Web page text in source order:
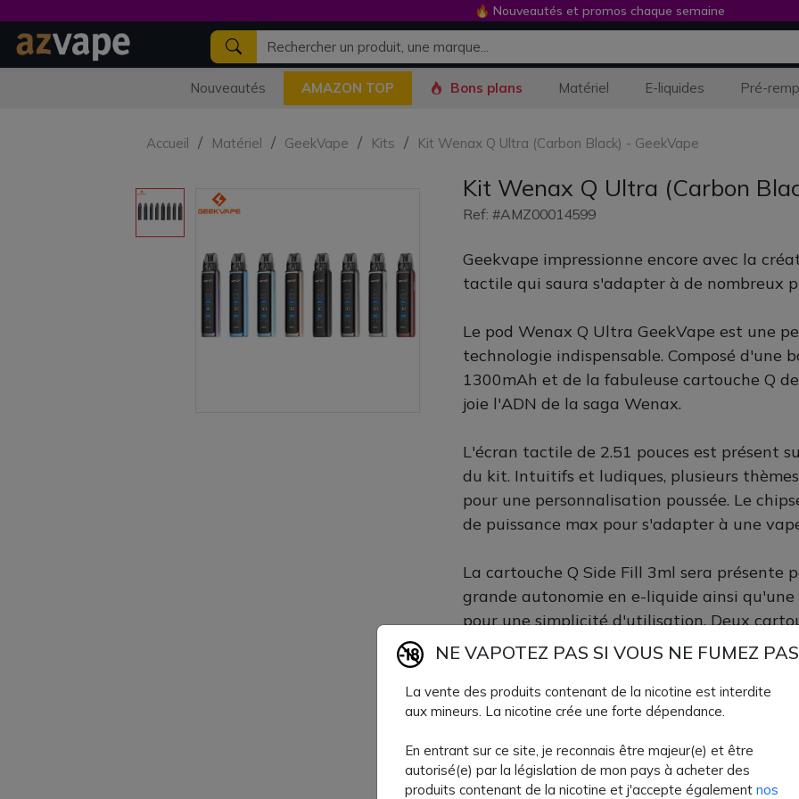
Nouveautés AMAZON TOP Bons plans Matériel E-liquides Pré-
Accueil Matériel GeekVape Kits Kit Wenax Q Ultra (Carbon Black) - GeekVape
Kit Wenax Q Ultra (Carbon
Ref: #AMZ00014599
Geekvape impressionne encore avec la
tactile qui saura s'adapter à de nombreux
Le pod Wenax Q Ultra GeekVape est une
technologie indispensable. Composé d'une
1300mAh et de la fabuleuse cartouche Q
joie l'ADN de la saga Wenax.
L'écran tactile de 2.51 pouces est présent
du kit. Intuitifs et ludiques, plusieurs
pour une personnalisation poussée. Le
de puissance max pour s'adapter à une
La cartouche Q Side Fill 3ml sera présente
grande autonomie en e-liquide ainsi
pour une simplicité d'utilisation. Deux
ohm sont incluses dans le coffret.
Sublime et facile à prendre en main,
est disponible chez AZVape Geekvape avec
Coffret Wenax Q Ultra :
🔥 Nouveautés et promos chaque semaine
NE VAPOTEZ PAS SI VOUS NE FUMEZ
La vente des produits contenant de la nicotine est interdite
aux mineurs. La nicotine crée une forte dépendance.
En entrant sur ce site, je reconnais être majeur(e) et être
autorisé(e) par la législation de mon pays à acheter des
produits contenant de la nicotine et j'accepte également nos